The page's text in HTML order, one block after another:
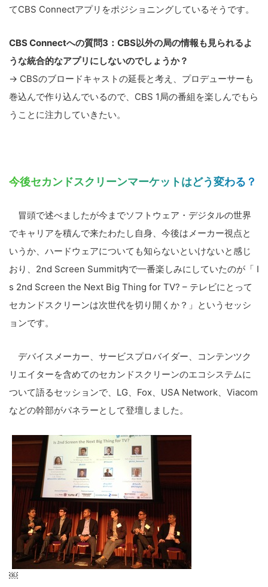
てCBS Connectアプリをポジショニングしているそうです。
CBS Connectへの質問3：CBS以外の局の情報も見られるよ
うな統合的なアプリにしないのでしょうか？
→ CBSのブロードキャストの延長と考え、プロデューサーも
巻込んで作り込んでいるので、CBS 1局の番組を楽しんでもら
うことに注力していきたい。
今後セカンドスクリーンマーケットはどう変わる？
冒頭で述べましたが今までソフトウェア・デジタルの世界
でキャリアを積んで来たわたし自身、今後はメーカー視点と
いうか、ハードウェアについても知らないといけないと感じ
おり、2nd Screen Summit内で一番楽しみにしていたのが「 I
s 2nd Screen the Next Big Thing for TV? – テレビにとって
セカンドスクリーンは次世代を切り開くか？」というセッシ
ョンです。
デバイスメーカー、サービスプロバイダー、コンテンツク
リエイターを含めてのセカンドスクリーンのエコシステムに
ついて語るセッションで、LG、Fox、USA Network、Viacom
などの幹部がパネラーとして登壇しました。
￼
こ